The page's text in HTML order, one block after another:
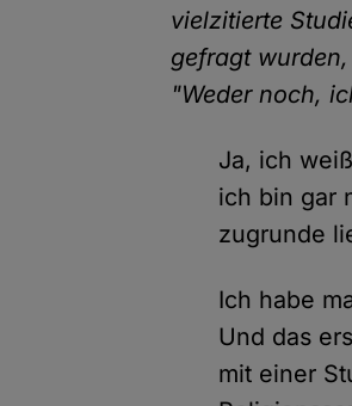
vielzitierte
gefragt
"Weder noch,
Ja, ich
ich bin gar
zugrunde
Ich habe
Und das
mit einer